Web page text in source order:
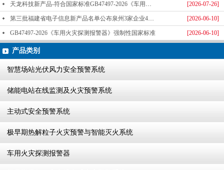
[2026-07-26]
天龙科技新产品-符合国家标准GB47497-2026《车用火灾探测报警器》标准发布
[2026-06-10]
第三批福建省电子信息新产品名单公布泉州3家企业4款产品成功入选-泉州天龙科技
[2026-06-10]
GB47497-2026《车用火灾探测报警器》强制性国家标准
产品类别
智慧场站光伏风力安全预警系统
储能电站在线监测及火灾预警系统
主动式安全预警系统
极早期热解粒子火灾预警与智能灭火系统
车用火灾探测报警器